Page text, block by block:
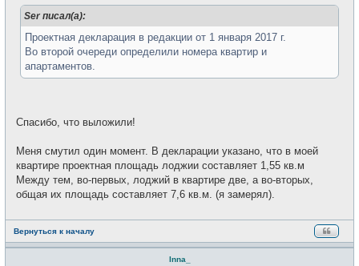
б
е
н
Ser писал(а):
Проектная декларация в редакции от 1 января 2017 г.
Во второй очереди определили номера квартир и
апартаментов.
Спасибо, что выложили!
Меня смутил один момент. В декларации указано, что в моей
квартире проектная площадь лоджии составляет 1,55 кв.м
Между тем, во-первых, лоджий в квартире две, а во-вторых,
общая их площадь составляет 7,6 кв.м. (я замерял).
Вернуться к началу
Inna_